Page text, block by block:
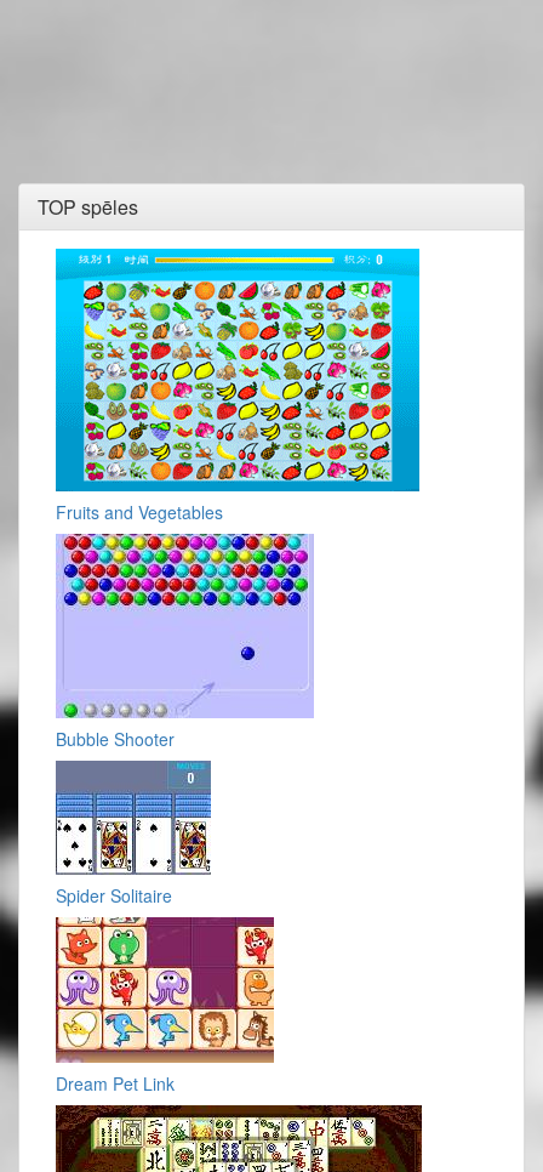
TOP spēles
Fruits and Vegetables
Bubble Shooter
Spider Solitaire
Dream Pet Link